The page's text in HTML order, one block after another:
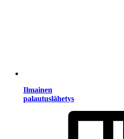
Ilmainen
palautuslähetys